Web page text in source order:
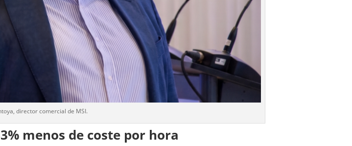
director comercial de MSI.
menos de coste por hora